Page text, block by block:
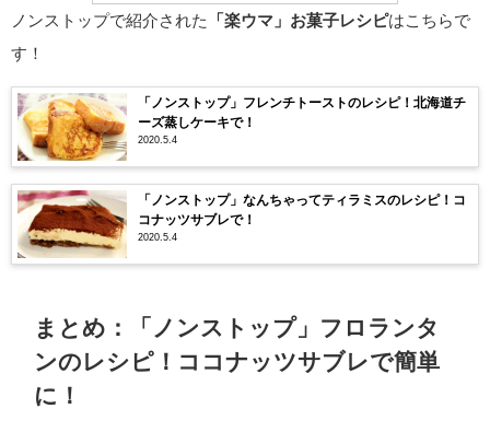
ノンストップで紹介された 「楽ウマ」お菓子レシピはこちらで
す！
「ノンストップ」フレンチトーストのレシピ！北海道チ
ーズ蒸しケーキで！
2020.5.4
「ノンストップ」なんちゃってティラミスのレシピ！コ
コナッツサブレで！
2020.5.4
まとめ：「ノンストップ」フロランタ
ンのレシピ！ココナッツサブレで簡単
に！